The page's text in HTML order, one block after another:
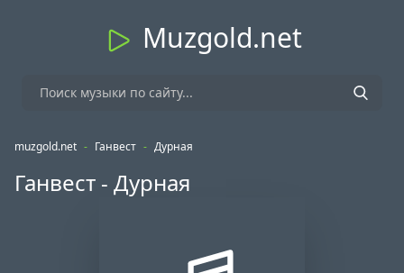
Muzgold.net
muzgold.net - Ганвест - Дурная
Ганвест - Дурная